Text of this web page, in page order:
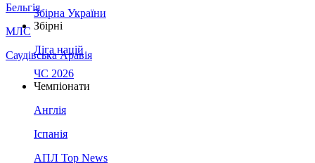
Бельгія
МЛС
Саудівська Аравія
Збірна України
Збірні
Ліга націй
ЧС 2026
Чемпіонати
Англія
Іспанія
АПЛ Top News